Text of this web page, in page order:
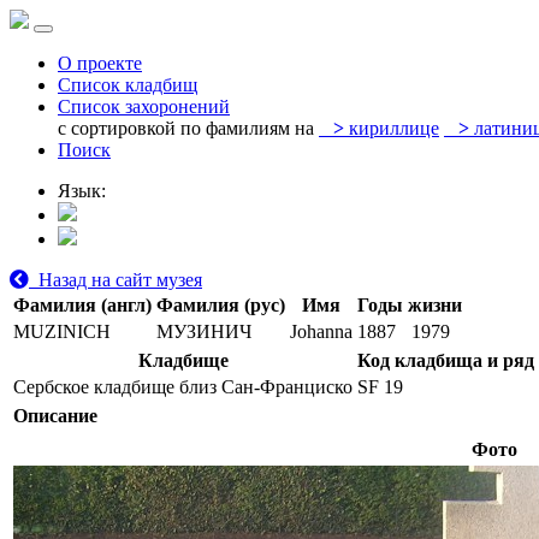
О проекте
Список кладбищ
Список захоронений
с сортировкой по фамилиям на
> кириллице >
Поиск
Язык:
Назад на сайт музея
Фамилия (англ) Фамилия (рус) Имя
Годы жизни
MUZINICH
МУЗИНИЧ Johanna 1887
1979
Кладбище
Код кладбища и ряд
Сербское кладбище близ Сан-Франциско SF 19
Описание
Фото